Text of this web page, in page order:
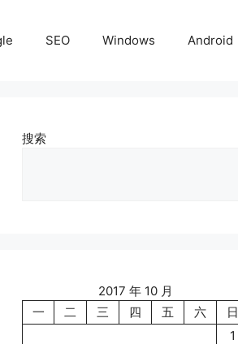
SEO Windows Android
搜索
2017 年 10 月
一
二 三 四 五 六
日
1